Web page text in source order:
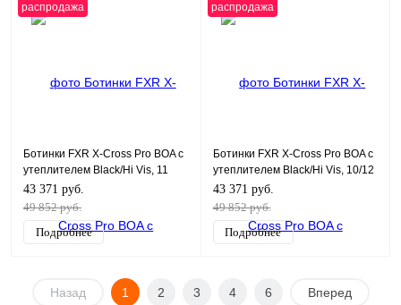
распродажа
Ботинки FXR X-Cross Pro BOA с
утеплителем Black/Hi Vis, 11
43 371 руб.
49 852 руб.
Подробнее
распродажа
Ботинки FXR X-Cross Pro BOA с
утеплителем Black/Hi Vis, 10/12
43 371 руб.
49 852 руб.
Подробнее
Назад 1 2 3 4 6 Вперед